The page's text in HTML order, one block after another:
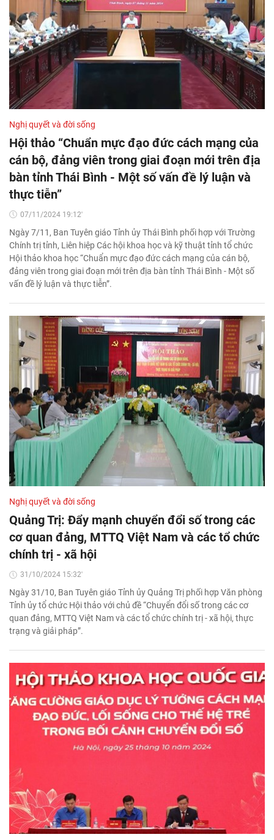
Nghị quyết và đời sống
Hội thảo “Chuẩn mực đạo đức cách mạng của
cán bộ, đảng viên trong giai đoạn mới trên địa
bàn tỉnh Thái Bình - Một số vấn đề lý luận và
thực tiễn”
07/11/2024 19:12'
Ngày 7/11, Ban Tuyên giáo Tỉnh ủy Thái Bình phối hợp với Trường
Chính trị tỉnh, Liên hiệp Các hội khoa học và kỹ thuật tỉnh tổ chức
Hội thảo khoa học “Chuẩn mực đạo đức cách mạng của cán bộ,
đảng viên trong giai đoạn mới trên địa bàn tỉnh Thái Bình - Một số
vấn đề lý luận và thực tiễn”.
Nghị quyết và đời sống
Quảng Trị: Đẩy mạnh chuyển đổi số trong các
cơ quan đảng, MTTQ Việt Nam và các tổ chức
chính trị - xã hội
31/10/2024 15:32'
Ngày 31/10, Ban Tuyên giáo Tỉnh ủy Quảng Trị phối hợp Văn phòng
Tỉnh ủy tổ chức Hội thảo với chủ đề “Chuyển đổi số trong các cơ
quan đảng, MTTQ Việt Nam và các tổ chức chính trị - xã hội, thực
trạng và giải pháp”.